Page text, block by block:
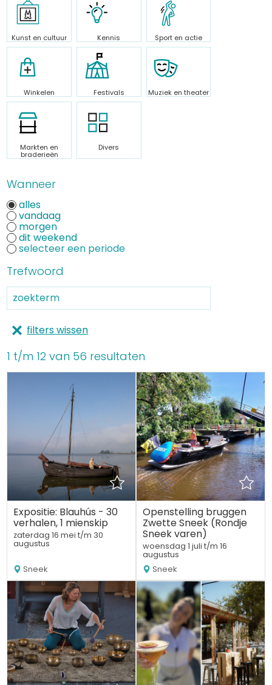
Bootverhuur
Kunst en cultuur Kennis Sport en actie
Winkelen Festivals Muziek en theater
Markten en
braderieën
Divers
Wanneer
alles
vandaag
morgen
dit weekend
Trefwoord
filters wissen
1 t/m 12 van 56 resultaten
Expositie: Blauhús - 30
verhalen, 1 mienskip
zaterdag 16 mei t/m 30
augustus
Sneek
Openstelling bruggen
Zwette Sneek (Rondje
Sneek varen)
woensdag 1 juli t/m 16
augustus
Sneek